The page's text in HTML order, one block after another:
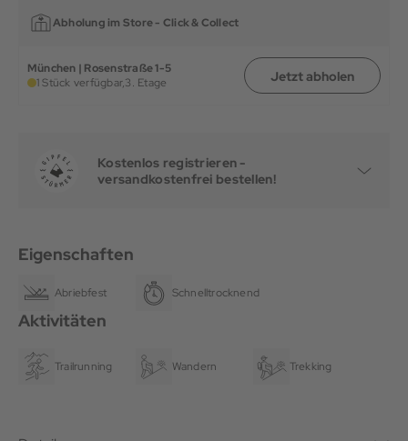
Abholung im Store - Click & Collect
München | Rosenstraße 1-5
1 Stück verfügbar,3. Etage Jetzt abholen
Kostenlos registrieren -
versandkostenfrei bestellen!
Eigenschaften
Abriebfest Schnelltrocknend
Aktivitäten
Trailrunning Wandern Trekking